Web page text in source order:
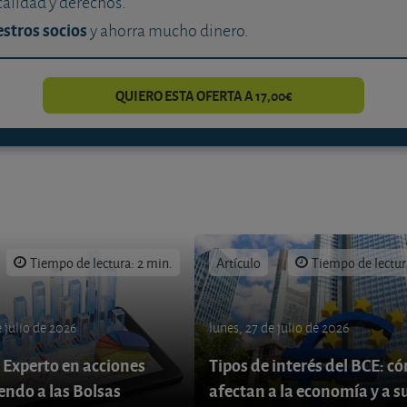
sociosy ahorra mucho dinero.
QUIERO ESTA OFERTA A 17,00€
Tiempo de lectura: 2 min.
julio de 2026
en acciones
a las Bolsas
Artículo Tiempo de
lunes, 27 de julio de 2026
Tipos de interés del BCE:
afectan a la economía y a